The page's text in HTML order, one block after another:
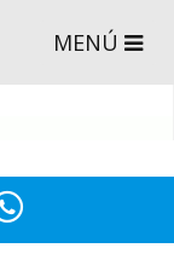
MENÚ